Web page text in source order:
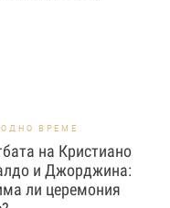
ВРЕМЕ
на Кристиано
и Джорджина:
ли церемония